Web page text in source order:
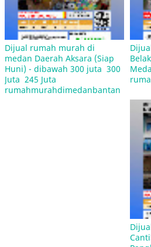
Jual Rumah Sitaan Bank di
Mulan Jameela Pasang Iklan
penawaran Rp 2,5 miliar,
kawasan Sektor 9 Bintaro,
Dijual rumah murah di
medan Daerah Aksara (Siap
Huni) - dibawah 300 juta  300
Juta  245 Juta
rumahmurahdimedanbantan